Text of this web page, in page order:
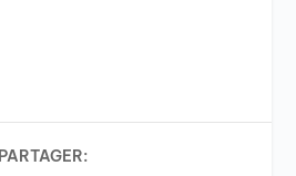
PARTAGER: